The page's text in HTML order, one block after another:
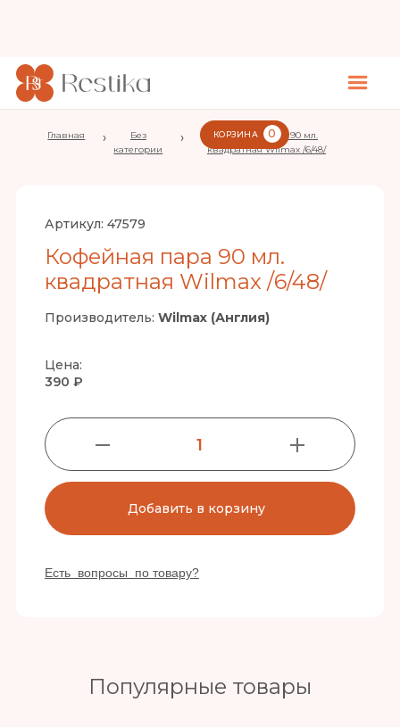
КОРЗИНА 0
Главная ›
Без
категории
›
Кофейная пара 90 мл.
квадратная Wilmax /6/48/
Артикул: 47579
Кофейная пара 90 мл.
квадратная Wilmax /6/48/
Производитель: Wilmax (Англия)
Цена:
390 ₽
1
Добавить в корзину
Есть вопросы по товару?
Популярные товары